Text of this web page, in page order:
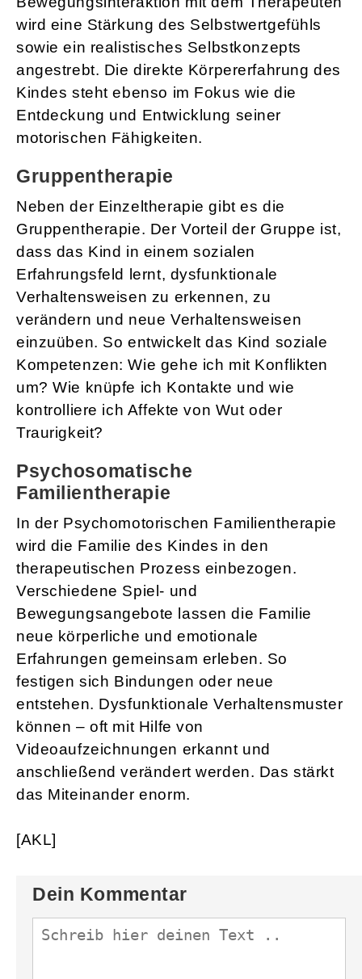
wird eine Stärkung des Selbstwertgefühls
sowie ein realistisches Selbstkonzepts
angestrebt. Die direkte Körpererfahrung des
Kindes steht ebenso im Fokus wie die
Entdeckung und Entwicklung seiner
motorischen Fähigkeiten.
Gruppentherapie
Neben der Einzeltherapie gibt es die
Gruppentherapie. Der Vorteil der Gruppe ist,
dass das Kind in einem sozialen
Erfahrungsfeld lernt, dysfunktionale
Verhaltensweisen zu erkennen, zu
verändern und neue Verhaltensweisen
einzuüben. So entwickelt das Kind soziale
Kompetenzen: Wie gehe ich mit Konflikten
um? Wie knüpfe ich Kontakte und wie
kontrolliere ich Affekte von Wut oder
Traurigkeit?
Psychosomatische
Familientherapie
In der Psychomotorischen Familientherapie
wird die Familie des Kindes in den
therapeutischen Prozess einbezogen.
Verschiedene Spiel- und
Bewegungsangebote lassen die Familie
neue körperliche und emotionale
Erfahrungen gemeinsam erleben. So
festigen sich Bindungen oder neue
entstehen. Dysfunktionale Verhaltensmuster
können – oft mit Hilfe von
Videoaufzeichnungen erkannt und
anschließend verändert werden. Das stärkt
das Miteinander enorm.
[AKL]
Dein Kommentar